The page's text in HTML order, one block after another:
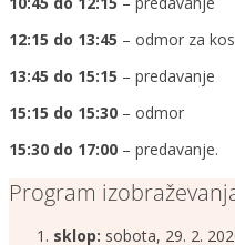
12:15 do 13:45 – odmor za
13:45 do 15:15 – predavanje
15:15 do 15:30 – odmor
15:30 do 17:00 – predavanje.
Program
sklop: sobota, 29. 2.